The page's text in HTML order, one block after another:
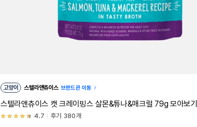
고양이 스텔라앤츄이스 브랜드관 이동
스텔라앤츄이스 캣 크레이빙스 살몬&튜나&매크럴 79g 모아보기
4.7 후기 380개